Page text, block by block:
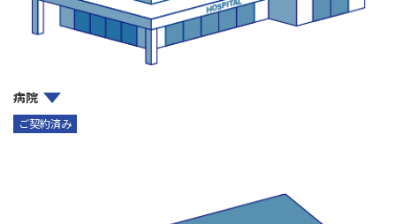
病院
ご契約済み